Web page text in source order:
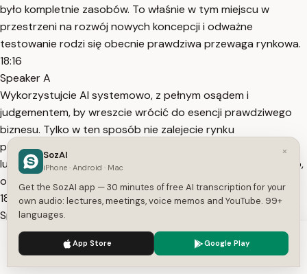
było kompletnie zasobów. To właśnie w tym miejscu w
przestrzeni na rozwój nowych koncepcji i odważne
testowanie rodzi się obecnie prawdziwa przewaga rynkowa.
18:16
Speaker A
Wykorzystujcie AI systemowo, z pełnym osądem i
judgementem, by wreszcie wrócić do esencji prawdziwego
biznesu. Tylko w ten sposób nie zalejecie rynku
przeciętnością, ale stworzycie na przykład markę, której
ludzie naprawdę będą ufać. Okej, podsumujmy więc sobie to,
o czym dzisiaj
18:36
Speaker A
powiedzieliśmy. Aby wdrożyć AI w sposób systemowy,
bezpieczny i przede wszystkim zyskowny, pamiętajcie o
przejściu przez te pięć kluczowych kroków naszego
We use cookies to enhance your experience.
×
SozAI
iPhone · Android · Mac
Get the SozAI app — 30 minutes of free AI transcription for your
own audio: lectures, meetings, voice memos and YouTube. 99+
languages.
App Store Google Play